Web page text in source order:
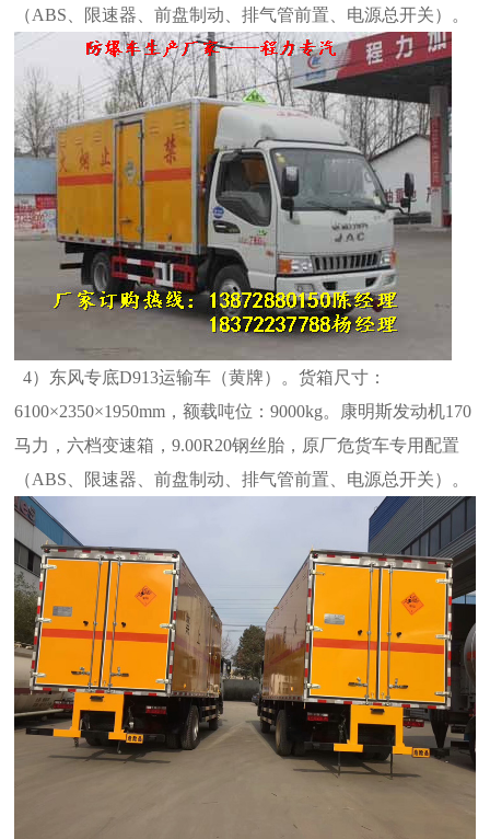
（ABS、限速器、前盘制动、排气管前置、电源总开关）。
4）东风专底D913运输车（黄牌）。货箱尺寸：
6100×2350×1950mm，额载吨位：9000kg。康明斯发动机170
马力，六档变速箱，9.00R20钢丝胎，原厂危货车专用配置
（ABS、限速器、前盘制动、排气管前置、电源总开关）。